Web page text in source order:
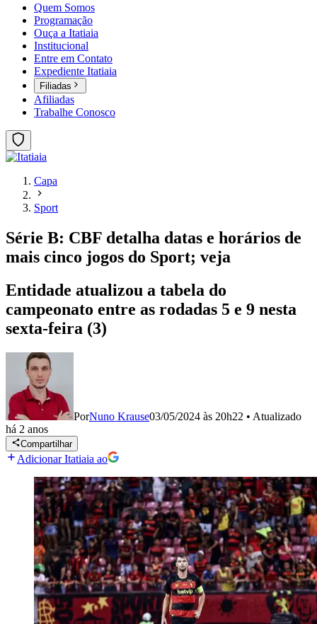
Quem Somos
Programação
Ouça a Itatiaia
Institucional
Entre em Contato
Expediente Itatiaia
Filiadas
Afiliadas
Trabalhe Conosco
Capa
Sport
Série B: CBF detalha datas e horários de
mais cinco jogos do Sport; veja
Entidade atualizou a tabela do
campeonato entre as rodadas 5 e 9 nesta
sexta-feira (3)
PorNuno Krause03/05/2024 às 20h22 • Atualizado
há 2 anos
Compartilhar
Adicionar Itatiaia ao